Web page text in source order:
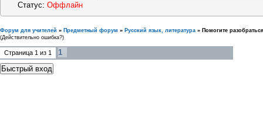
Статус: Оффлайн
Форум для учителей » Предметный форум » Русский язык, литература » Помогите
(Действительно ошибка?)
Страница 1 из 1 1